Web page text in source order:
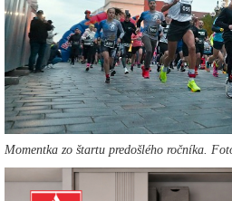
Momentka zo štartu predošlého ročníka.